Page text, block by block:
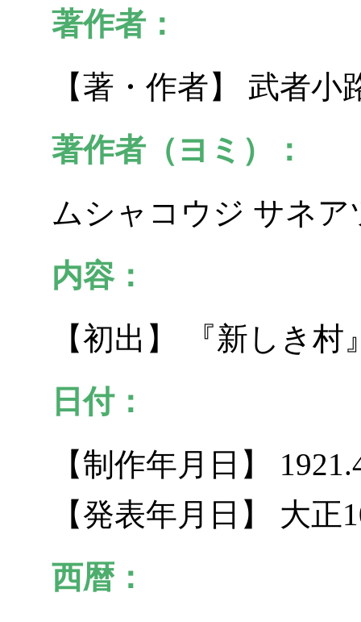
著作者：
【著・作者】 武者小
著作者（ヨミ）：
ムシャコウジ サネア
内容：
【初出】 『新しき村
日付：
【制作年月日】
【発表年月日】 大正
西暦：